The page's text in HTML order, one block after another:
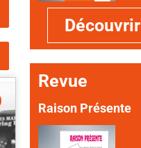
Découvrir
Revue
Raison Présente